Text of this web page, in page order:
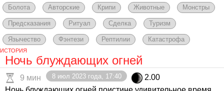
Болота Авторские Крипи Животные Монстры
Предсказания Ритуал Сделка Туризм
Язычество Фэнтези Рептилии Катастрофа
ИСТОРИЯ
Ночь блуждающих огней
9 мин 8 июл 2023 года, 17:40
2.00